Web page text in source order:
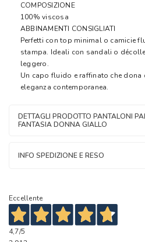
COMPOSIZIONE
100% viscosa
ABBINAMENTI CONSIGLIATI
Perfetti con top minimal o camicie
stampa. Ideali con sandali o
leggero.
Un capo fluido e raffinato che dona
eleganza contemporanea.
DETTAGLI PRODOTTO PANTALONI
FANTASIA DONNA GIALLO
INFO SPEDIZIONE E RESO
Eccellente
4,7/5